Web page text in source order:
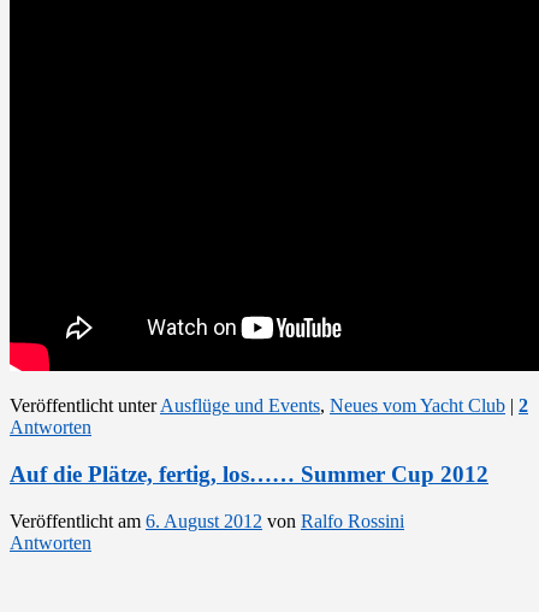
Veröffentlicht unter Ausflüge und Events, Neues vom Yacht Club | 2
Antworten
Auf die Plätze, fertig, los…… Summer Cup 2012
Veröffentlicht am 6. August 2012 von Ralfo Rossini
Antworten